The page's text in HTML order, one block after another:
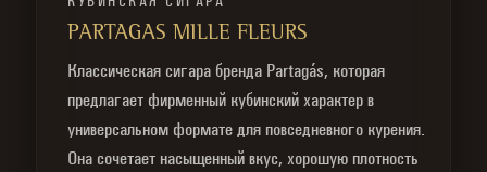
PARTAGAS MILLE FLEURS
Классическая сигара бренда Partagás, которая
предлагает фирменный кубинский характер в
универсальном формате для повседневного курения.
Она сочетает насыщенный вкус, хорошую плотность